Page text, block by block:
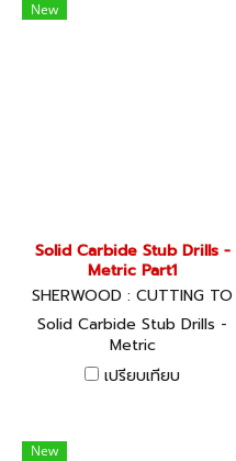
New
Solid Carbide Stub Drills -
Metric Part1
SHERWOOD : CUTTING TO
OLS
Solid Carbide Stub Drills -
Metric
เปรียบเทียบ
New